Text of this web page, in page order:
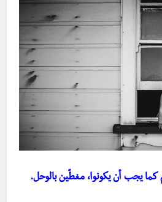
كما يجب أن يكونوا، مغطّين بالوحل.